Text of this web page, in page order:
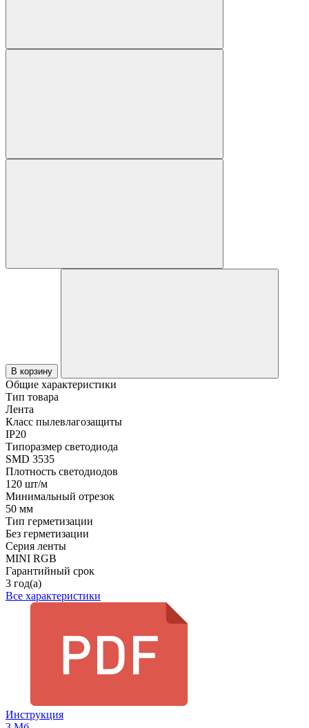
В корзину
Общие характеристики
Тип товара
Лента
Класс пылевлагозащиты
IP20
Типоразмер светодиода
SMD 3535
Плотность светодиодов
120 шт/м
Минимальный отрезок
50 мм
Тип герметизации
Без герметизации
Серия ленты
MINI RGB
Гарантийный срок
3 год(а)
Все характеристики
Инструкция